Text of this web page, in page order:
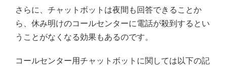
さらに、チャットボットは夜間も回答できることか
ら、休み明けのコールセンターに電話が殺到するとい
うことがなくなる効果もあるのです。
コールセンター用チャットボットに関しては以下の記